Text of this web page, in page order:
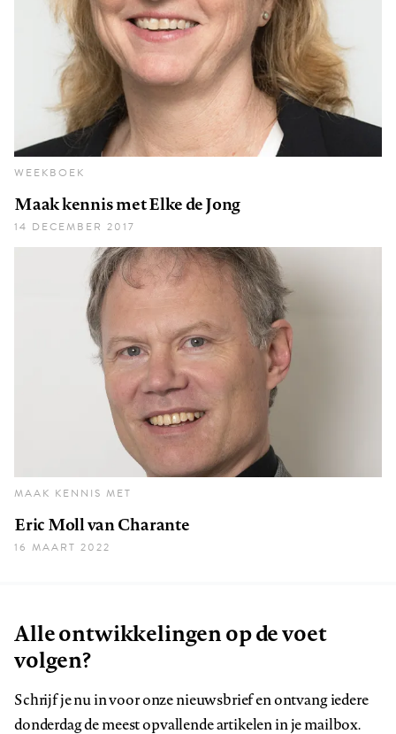
WEEKBOEK
Maak kennis met Elke de Jong
14 DECEMBER 2017
MAAK KENNIS MET
Eric Moll van Charante
16 MAART 2022
Alle ontwikkelingen op de voet
volgen?
Schrijf je nu in voor onze nieuwsbrief en ontvang iedere
donderdag de meest opvallende artikelen in je mailbox.